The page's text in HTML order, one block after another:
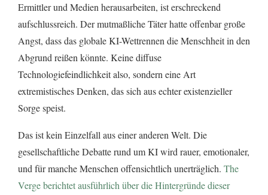
Ermittler und Medien herausarbeiten, ist erschreckend
aufschlussreich. Der mutmaßliche Täter hatte offenbar große
Angst, dass das globale KI-Wettrennen die Menschheit in den
Abgrund reißen könnte. Keine diffuse
Technologiefeindlichkeit also, sondern eine Art
extremistisches Denken, das sich aus echter existenzieller
Sorge speist.
Das ist kein Einzelfall aus einer anderen Welt. Die
gesellschaftliche Debatte rund um KI wird rauer, emotionaler,
und für manche Menschen offensichtlich unerträglich. The
Verge berichtet ausführlich über die Hintergründe dieser